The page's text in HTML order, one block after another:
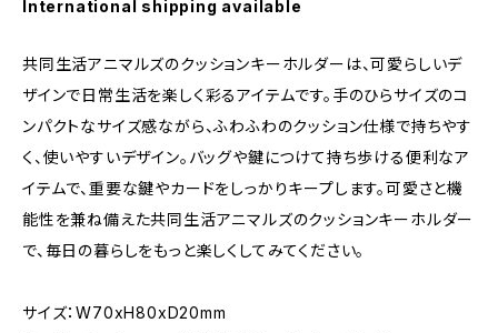
International shipping available
共同生活アニマルズのクッションキーホルダーは、可愛らしいデ
ザインで日常生活を楽しく彩るアイテムです。手のひらサイズのコ
ンパクトなサイズ感ながら、ふわふわのクッション仕様で持ちやす
く、使いやすいデザイン。バッグや鍵につけて持ち歩ける便利なア
イテムで、重要な鍵やカードをしっかりキープします。可愛さと機
能性を兼ね備えた共同生活アニマルズのクッションキーホルダー
で、毎日の暮らしをもっと楽しくしてみてください。
サイズ：W70xH80xD20mm